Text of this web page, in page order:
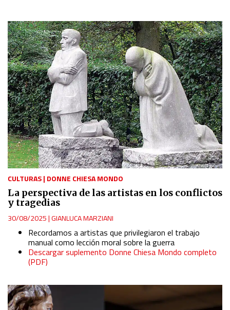
CULTURAS| DONNE CHIESA MONDO
La perspectiva de las artistas en los conflictos
y tragedias
30/08/2025|GIANLUCA MARZIANI
Recordamos a artistas que privilegiaron el trabajo
manual como lección moral sobre la guerra
Descargar suplemento Donne Chiesa Mondo completo
(PDF)